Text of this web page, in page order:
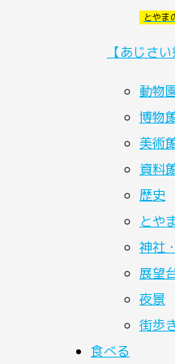
とやま
【あじさ
動物
博物
美術
資料
歴史
とや
神社
展望
夜景
街歩
食べる